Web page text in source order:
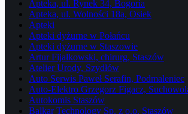
Apteka, ul. Rynek 34, Bogoria
Apteka, ul. Wolności 18a, Osiek
Apteki
Apteki dyżurne w Połańcu
Apteki dyżurne w Staszowie
Artur Fijałkowski, chirurg, Staszów
Atelier Urody, Szydłów
Auto Serwis Paweł Serafin, Podmaleniec
Auto-Elektro Grzegorz Figacz,
Autokomis Staszów
Balkar Technology Sp. z o.o. Staszów